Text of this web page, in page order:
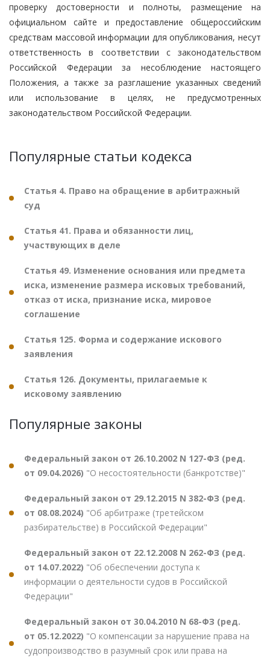
проверку достоверности и полноты, размещение на
официальном сайте и предоставление общероссийским
средствам массовой информации для опубликования, несут
ответственность в соответствии с законодательством
Российской Федерации за несоблюдение настоящего
Положения, а также за разглашение указанных сведений
или использование в целях, не предусмотренных
законодательством Российской Федерации.
Популярные статьи кодекса
Статья 4. Право на обращение в арбитражный
суд
Статья 41. Права и обязанности лиц,
участвующих в деле
Статья 49. Изменение основания или предмета
иска, изменение размера исковых требований,
отказ от иска, признание иска, мировое
соглашение
Статья 125. Форма и содержание искового
заявления
Статья 126. Документы, прилагаемые к
исковому заявлению
Популярные законы
Федеральный закон от 26.10.2002 N 127-ФЗ (ред.
от 09.04.2026) "О несостоятельности (банкротстве)"
Федеральный закон от 29.12.2015 N 382-ФЗ (ред.
от 08.08.2024) "Об арбитраже (третейском
разбирательстве) в Российской Федерации"
Федеральный закон от 22.12.2008 N 262-ФЗ (ред.
от 14.07.2022) "Об обеспечении доступа к
информации о деятельности судов в Российской
Федерации"
Федеральный закон от 30.04.2010 N 68-ФЗ (ред.
от 05.12.2022) "О компенсации за нарушение права на
судопроизводство в разумный срок или права на